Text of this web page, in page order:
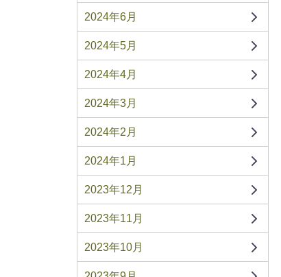
2024年6月
2024年5月
2024年4月
2024年3月
2024年2月
2024年1月
2023年12月
2023年11月
2023年10月